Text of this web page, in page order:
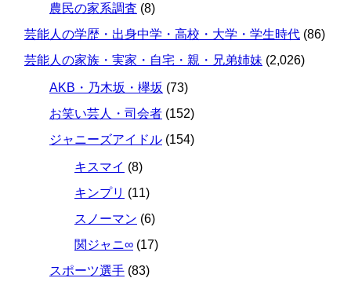
農民の家系調査 (8)
芸能人の学歴・出身中学・高校・大学・学生時代 (86)
芸能人の家族・実家・自宅・親・兄弟姉妹 (2,026)
AKB・乃木坂・欅坂 (73)
お笑い芸人・司会者 (152)
ジャニーズアイドル (154)
キスマイ (8)
キンプリ (11)
スノーマン (6)
関ジャニ∞ (17)
スポーツ選手 (83)